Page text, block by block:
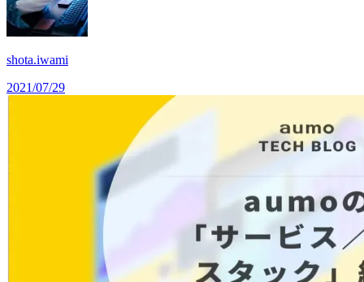
shota.iwami
2021/07/29